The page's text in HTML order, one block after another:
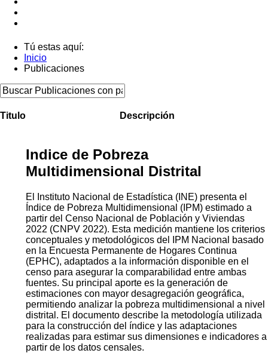
Tú estas aquí:
Inicio
Publicaciones
Titulo Descripción
Indice de Pobreza
Multidimensional Distrital
El Instituto Nacional de Estadística (INE) presenta el
Índice de Pobreza Multidimensional (IPM) estimado a
partir del Censo Nacional de Población y Viviendas
2022 (CNPV 2022). Esta medición mantiene los criterios
conceptuales y metodológicos del IPM Nacional basado
en la Encuesta Permanente de Hogares Continua
(EPHC), adaptados a la información disponible en el
censo para asegurar la comparabilidad entre ambas
fuentes. Su principal aporte es la generación de
estimaciones con mayor desagregación geográfica,
permitiendo analizar la pobreza multidimensional a nivel
distrital. El documento describe la metodología utilizada
para la construcción del índice y las adaptaciones
realizadas para estimar sus dimensiones e indicadores a
partir de los datos censales.